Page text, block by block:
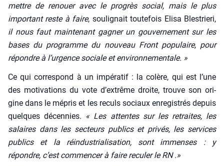
mettre de renouer avec le pro­grès social, mais le plus
impor­tant reste à faire, sou­li­gnait tou­te­fois Eli­sa Bles­trie­ri,
il nous faut main­te­nant gagner un gou­ver­ne­ment sur les
bases du pro­gramme du nou­veau Front popu­laire, pour
répondre à l’urgence sociale et envi­ron­ne­men­tale. »
Ce qui cor­res­pond à un impé­ra­tif : la colère, qui est l’une
des moti­va­tions du vote d’extrême droite, trouve son ori­
gine dans le mépris et les reculs sociaux enre­gis­trés depuis
quelques décen­nies. « Les attentes sur les retraites, les
salaires dans les sec­teurs publics et pri­vés, les ser­vices
publics et la réin­dus­tria­li­sa­tion, sont immenses : y
répondre, c’est com­men­cer à faire recu­ler le RN .»